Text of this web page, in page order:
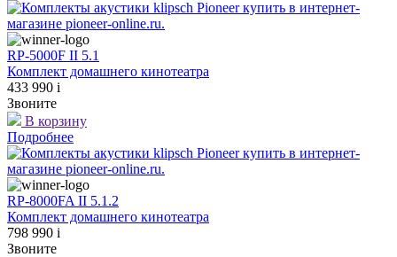
RP-5000F II 5.1
Комплект домашнего кинотеатра
433 990 i
Звоните
В корзину
Подробнее
RP-8000FA II 5.1.2
Комплект домашнего кинотеатра
798 990 i
Звоните